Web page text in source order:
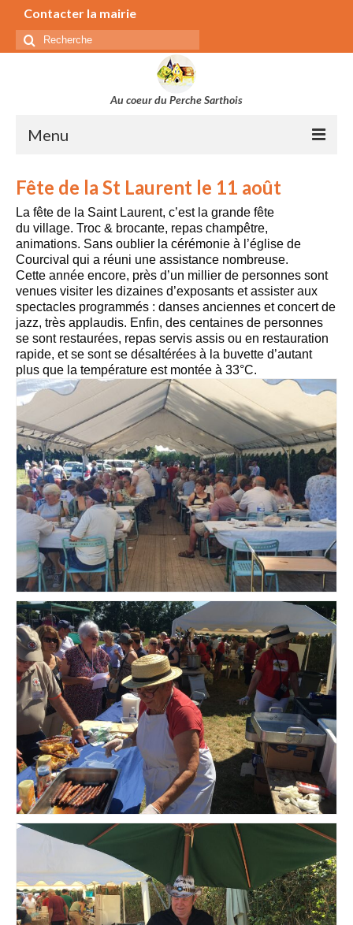
Contacter la mairie
Rechercher
:
Au coeur du Perche Sarthois
Menu
Conseil municipal
Commissions
Séances du conseil municipal
Bulletin municipal
Elus parlementaires, régionaux et départementaux
Notre village
Notre village
Comité des fêtes
Association culturelle
Bulletin de l’association culturelle
Services
Professionnels du village
Services municipaux
Services de santé
Services divers
Actualités
Actualités
Agenda
Fête de la St Laurent le 11 août
La fête de la Saint Laurent, c’est la grande fête
du village. Troc & brocante, repas champêtre,
animations. Sans oublier la cérémonie à l’église de
Courcival qui a réuni une assistance nombreuse.
Cette année encore, près d’un millier de personnes sont
venues visiter les dizaines d’exposants et assister aux
spectacles programmés : danses anciennes et concert de
jazz, très applaudis. Enfin, des centaines de personnes
se sont restaurées, repas servis assis ou en restauration
rapide, et se sont se désaltérées à la buvette d’autant
plus que la température est montée à 33°C.